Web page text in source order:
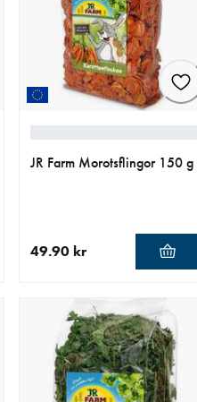
JR Farm Morotsflingor 150 g
49.90 kr